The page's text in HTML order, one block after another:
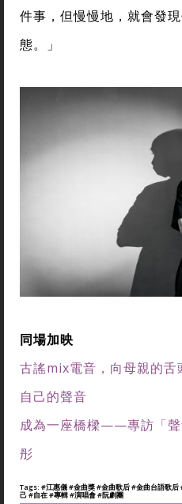
件事，但慢慢地，就會發
態。」
同場加映
古謠mix電音，向母親的
自己的聲音
成為一座橋樑——專訪「聲
彤
Tags: #江惠儀#金曲獎#金曲歌后#金曲台語歌后
己#自在#專輯#演唱會#阮劇團